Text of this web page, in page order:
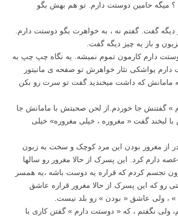
میگه حامین دوستت دارم. تو هم بهش بگو
دیگه گفت. گفتم نه ، به خواهرت بگو دوستت دارم.
و باز یه چیز دیگه گفت.
دارم کارمون تموم نمیشه. یه نگاه چپ چپ به
یواشکی نثار خواهرش تو صفحه ی مانیتور
به مامانش که داشت میخندید گفت تو سرت رو بکن
» گفتنش جا خوردم.از لحن صحبتش با مامانش جا
لبخند گفت « مغروره ، خیلی مغروره» خیلی
از مغرور بودن این مرد کوچک و سخت به زبون
دارم کرد. این پسرک از حالا مغرور رو سالها
تجسم کردم که قراره یه دوست باشه ،یه همسر
رو که این پسرک از حالا مغرور قراره عاشق
، ولی عاشق « بودن » رو بلد نیست.
ولی نگفتم ، که « دوستت دارم » گفتن کاری با